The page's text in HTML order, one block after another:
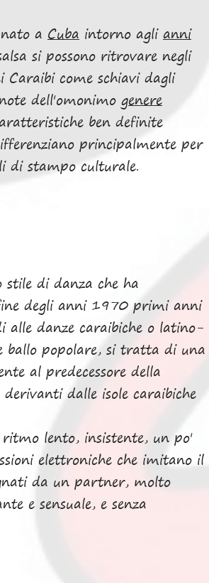
nato a Cuba intorno aglianni
si possono ritrovare negli
come schiavi dagli
dell'omonimo genere
ben definite
principalmente per
di stampo culturale.
stile di danza che ha
degli anni 1970 primi anni
danze caraibiche o latino-
ballo popolare, si tratta di una
al predecessore della
dalle isole caraibiche
lento, insistente, un po'
elettroniche che imitano il
da un partner, molto
e sensuale, e senza